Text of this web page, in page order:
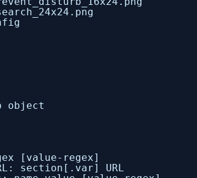
object
[value-regex]
section[.var] URL